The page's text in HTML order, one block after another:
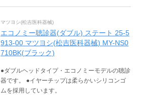
マツヨシ(松吉医科器械)
エコノミー聴診器(ダブル) ステート 25-5
913-00 マツヨシ(松吉医科器械) MY-NS0
710BK(ブラック)
●ダブルヘッドタイプ・エコノミーモデルの聴診
器です。 ●イヤーチップは柔らかいシリコンゴ
ムを採用しています。